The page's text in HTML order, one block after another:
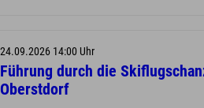
24.09.2026 14:00 Uhr
Führung durch die
Oberstdorf